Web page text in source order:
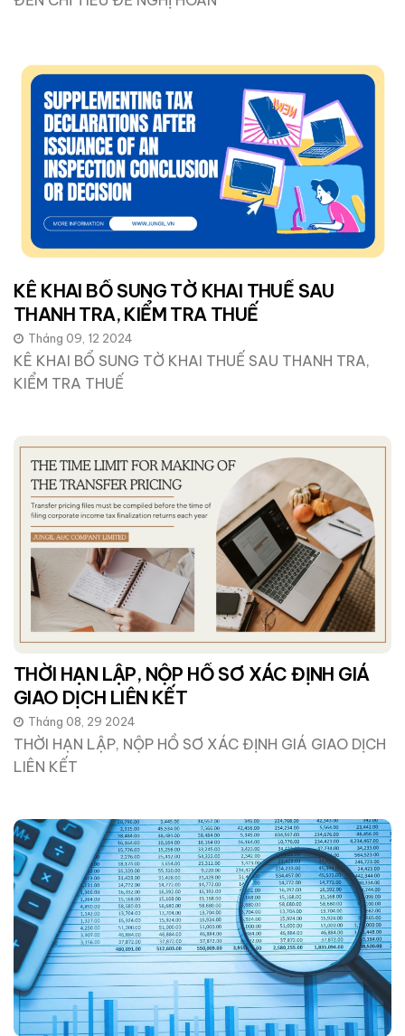
KÊ KHAI BỔ SUNG TỜ KHAI THUẾ SAU
THANH TRA, KIỂM TRA THUẾ
Tháng 09, 12 2024
KÊ KHAI BỔ SUNG TỜ KHAI THUẾ SAU THANH TRA,
KIỂM TRA THUẾ
THỜI HẠN LẬP, NỘP HỒ SƠ XÁC ĐỊNH GIÁ
GIAO DỊCH LIÊN KẾT
Tháng 08, 29 2024
THỜI HẠN LẬP, NỘP HỒ SƠ XÁC ĐỊNH GIÁ GIAO DỊCH
LIÊN KẾT